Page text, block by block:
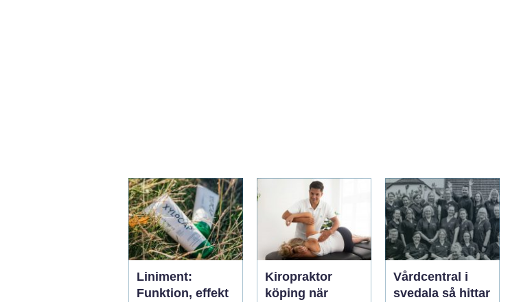
Liniment:
Funktion, effekt
Kiropraktor
köping när
Vårdcentral i
svedala så hittar